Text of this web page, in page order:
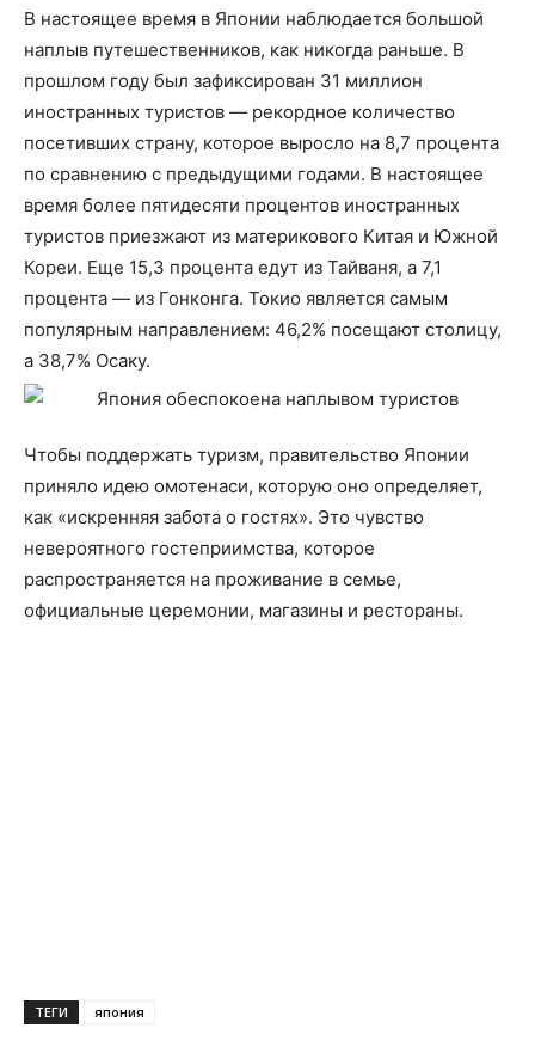
В настоящее время в Японии наблюдается большой
наплыв путешественников, как никогда раньше. В
прошлом году был зафиксирован 31 миллион
иностранных туристов — рекордное количество
посетивших страну, которое выросло на 8,7 процента
по сравнению с предыдущими годами. В настоящее
время более пятидесяти процентов иностранных
туристов приезжают из материкового Китая и Южной
Кореи. Еще 15,3 процента едут из Тайваня, а 7,1
процента — из Гонконга. Токио является самым
популярным направлением: 46,2% посещают столицу,
а 38,7% Осаку.
Чтобы поддержать туризм, правительство Японии
приняло идею омотенаси, которую оно определяет,
как «искренняя забота о гостях». Это чувство
невероятного гостеприимства, которое
распространяется на проживание в семье,
официальные церемонии, магазины и рестораны.
ТЕГИ япония